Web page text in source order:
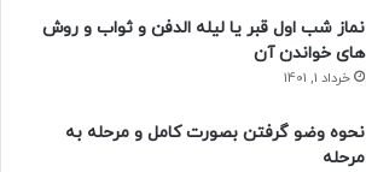
نماز شب اول قبر یا لیله الدفن و ثواب و روش
های خواندن آن
خرداد 1, 1401
نحوه وضو گرفتن بصورت کامل و مرحله به
مرحله